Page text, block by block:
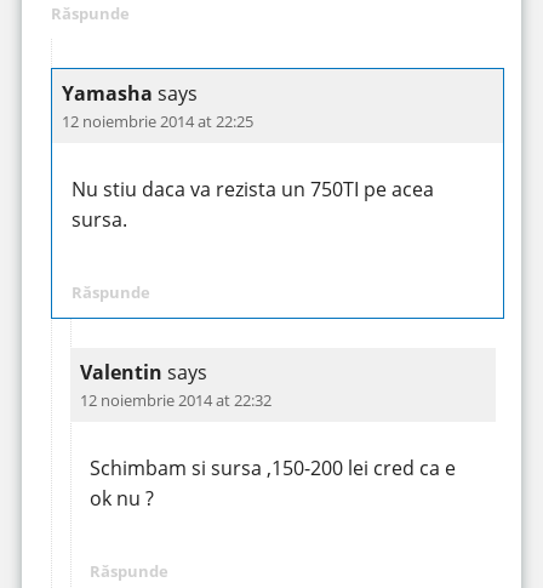
Răspunde
Yamasha says
12 noiembrie 2014 at 22:25
Nu stiu daca va rezista un 750TI pe acea
sursa.
Răspunde
Valentin says
12 noiembrie 2014 at 22:32
Schimbam si sursa ,150-200 lei cred ca e
ok nu ?
Răspunde